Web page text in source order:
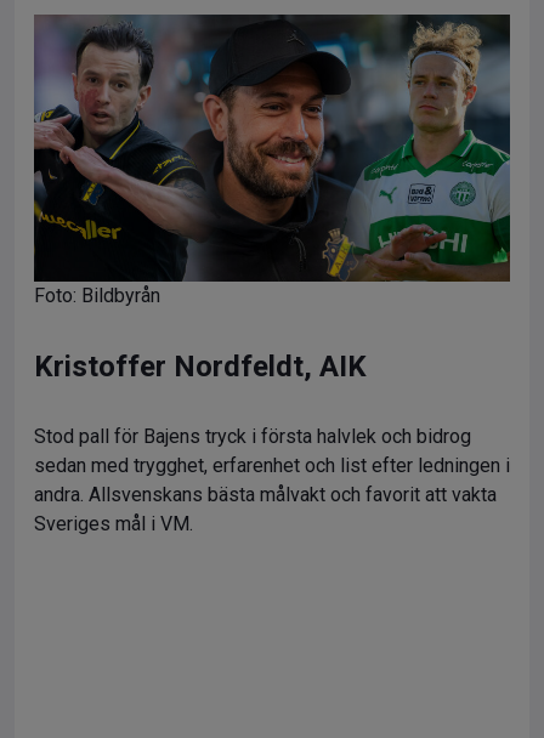
Foto: Bildbyrån
Kristoffer Nordfeldt, AIK
Stod pall för Bajens tryck i första halvlek och bidrog
sedan med trygghet, erfarenhet och list efter ledningen i
andra. Allsvenskans bästa målvakt och favorit att vakta
Sveriges mål i VM.